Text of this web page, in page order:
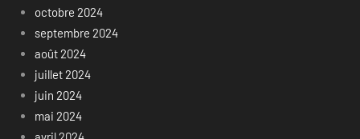
octobre 2024
septembre 2024
août 2024
juillet 2024
juin 2024
mai 2024